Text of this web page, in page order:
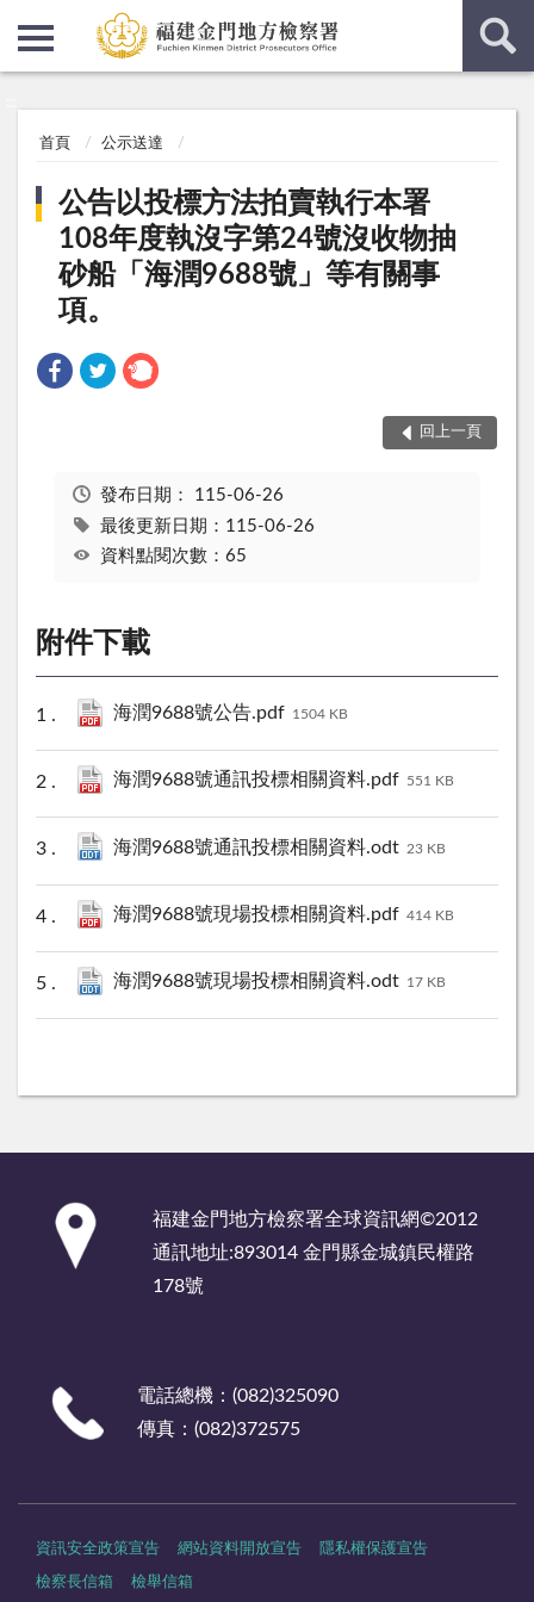
首頁 公示送達
公告以投標方法拍賣執行本署
108年度執沒字第24號沒收物抽
砂船「海潤9688號」等有關事
項。
回上一頁
發布日期： 115-06-26
最後更新日期：115-06-26
資料點閱次數：65
附件下載
海潤9688號公告.pdf 1504 KB
海潤9688號通訊投標相關資料.pdf 551 KB
海潤9688號通訊投標相關資料.odt 23 KB
海潤9688號現場投標相關資料.pdf 414 KB
海潤9688號現場投標相關資料.odt 17 KB
福建金門地方檢察署全球資訊網©2012
通訊地址:893014 金門縣金城鎮民權路
178號
電話總機：(082)325090
傳真：(082)372575
資訊安全政策宣告 網站資料開放宣告 隱私權保護宣告
檢察長信箱 檢舉信箱